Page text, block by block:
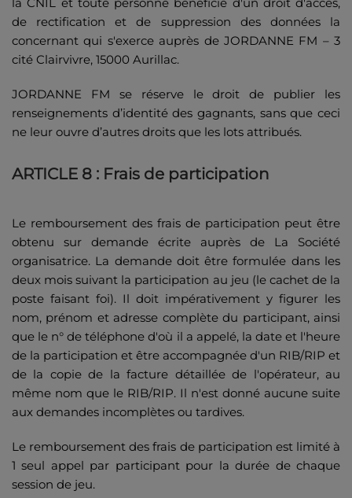
de rectification et de suppression des données la
concernant qui s'exerce auprès de JORDANNE FM – 3
cité Clairvivre, 15000 Aurillac.
JORDANNE FM se réserve le droit de publier les
renseignements d’identité des gagnants, sans que ceci
ne leur ouvre d’autres droits que les lots attribués.
ARTICLE 8 : Frais de participation
Le remboursement des frais de participation peut être
obtenu sur demande écrite auprès de La Société
organisatrice. La demande doit être formulée dans les
deux mois suivant la participation au jeu (le cachet de la
poste faisant foi). Il doit impérativement y figurer les
nom, prénom et adresse complète du participant, ainsi
que le n° de téléphone d'où il a appelé, la date et l'heure
de la participation et être accompagnée d'un RIB/RIP et
de la copie de la facture détaillée de l'opérateur, au
même nom que le RIB/RIP. Il n'est donné aucune suite
aux demandes incomplètes ou tardives.
Le remboursement des frais de participation est limité à
1 seul appel par participant pour la durée de chaque
session de jeu.